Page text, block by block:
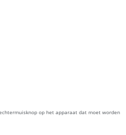
op het apparaat dat moet worden